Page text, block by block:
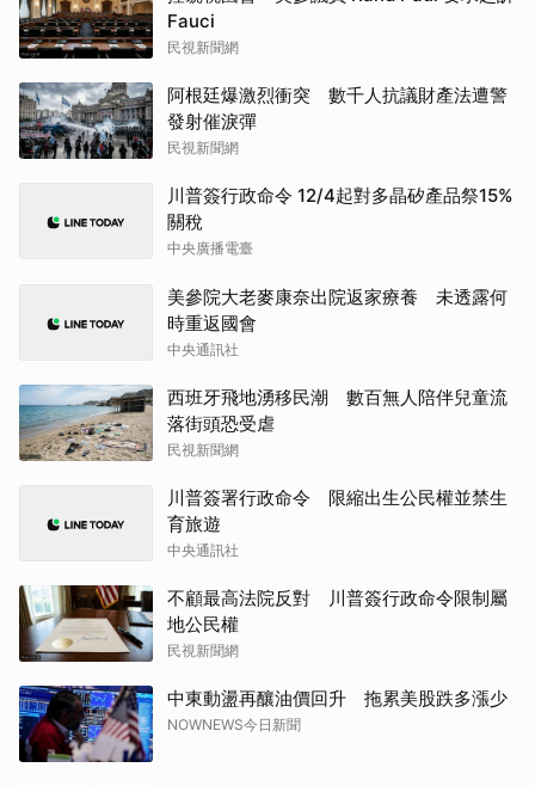
Fauci
民視新聞網
阿根廷爆激烈衝突 數千人抗議財產法遭警
發射催淚彈
民視新聞網
川普簽行政命令 12/4起對多晶矽產品祭15%
關稅
中央廣播電臺
美參院大老麥康奈出院返家療養 未透露何
時重返國會
中央通訊社
西班牙飛地湧移民潮 數百無人陪伴兒童流
落街頭恐受虐
民視新聞網
川普簽署行政命令 限縮出生公民權並禁生
育旅遊
中央通訊社
不顧最高法院反對 川普簽行政命令限制屬
地公民權
民視新聞網
中東動盪再釀油價回升 拖累美股跌多漲少
NOWNEWS今日新聞